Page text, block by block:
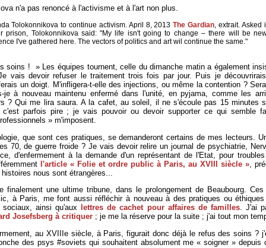
n'a pas renoncé à l'activisme et à l'art non plus.
Tolokonnikova to continue activism. April 8, 2013The Gardian, extrait. Asked
prison, Tolokonnikova said: "My life isn't going to change – there will be
I've gathered here. The vectors of politics and art wil continue the same."
soins ! » Les équipes tournent, celle du dimanche matin a également
vais devoir refuser le traitement trois fois par jour. Puis je
un doigt. M'infligera-t-elle des injections, ou même la contention ?
à nouveau maintenu enfermé dans l'unité, en pyjama, comme les
? Qui me lira saura. A la cafet, au soleil, il ne s'écoule pas 15 minutes
c'est parfois pire ; je vais pouvoir ou devoir supporter ce qui semble
» m'imposent.
que sont ces pratiques, se demanderont certains de mes lecteurs.
70, de guerre froide ? Je vais devoir relire un journal de psychiatrie,
d'enfermement à la demande d'un représentant de l'Etat, pour
l'article « Folie et ordre public à Paris, au XVIII siècle » ,
nous sont étrangères...
finalement une ultime tribune, dans le prolongement de Beaubourg.
à Paris, me font aussi réfléchir à nouveau à des pratiques ou
ainsi qu'aux
lettres de cachet pour affaires de familles. J'ai
Josefsberg à critiquer ; je me la réserve pour la suite ; j'ai tout mon
au XVIIIe siècle, à Paris, figurait donc déjà le refus des soins ?
des psys #soviets qui souhaitent absolument me « soigner » depuis